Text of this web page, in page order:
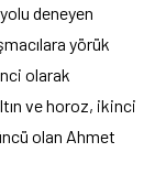
deneyen
yörük
olarak
ve horoz, ikinci
olan Ahmet